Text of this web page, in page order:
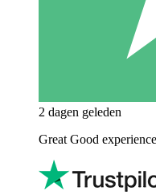
2 dagen geleden
Great Good